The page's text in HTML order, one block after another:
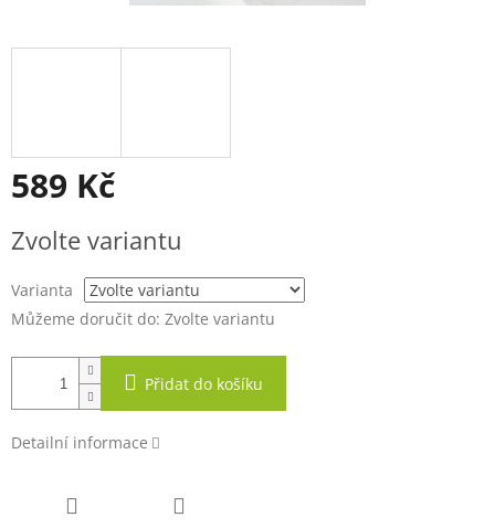
589 Kč
cena:
Zvolte variantu
Varianta
Můžeme doručit do: Zvolte variantu
Přidat do košíku
Detailní informace